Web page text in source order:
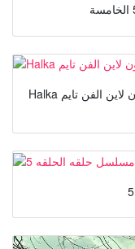
Halka مترجم كامل جميع حلقات مسلسل حلقة اون لاين الفن تايم